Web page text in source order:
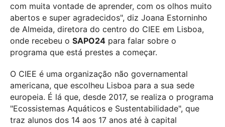
com muita vontade de aprender, com os olhos muito
abertos e super agradecidos", diz Joana Estorninho
de Almeida, diretora do centro do CIEE em Lisboa,
onde recebeu o SAPO24 para falar sobre o
programa que está prestes a começar.
O CIEE é uma organização não governamental
americana, que escolheu Lisboa para a sua sede
europeia. É lá que, desde 2017, se realiza o programa
"Ecossistemas Aquáticos e Sustentabilidade", que
traz alunos dos 14 aos 17 anos até à capital